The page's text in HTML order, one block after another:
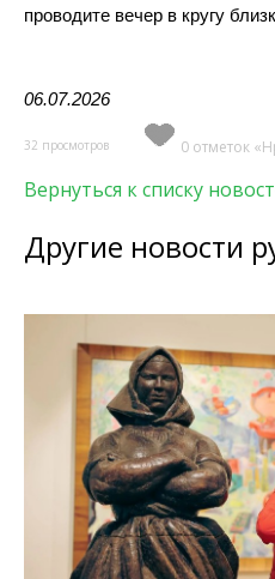
проводите вечер в кругу
06.07.2026
32 просмотров 0 отметок
Вернуться к списку
Другие новости